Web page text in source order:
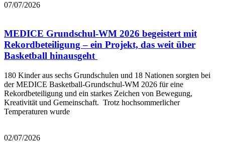
07/07/2026
MEDICE Grundschul-WM 2026 begeistert mit
Rekordbeteiligung – ein Projekt, das weit über
Basketball hinausgeht
180 Kinder aus sechs Grundschulen und 18 Nationen sorgten bei
der MEDICE Basketball-Grundschul-WM 2026 für eine
Rekordbeteiligung und ein starkes Zeichen von Bewegung,
Kreativität und Gemeinschaft. Trotz hochsommerlicher
Temperaturen wurde
02/07/2026